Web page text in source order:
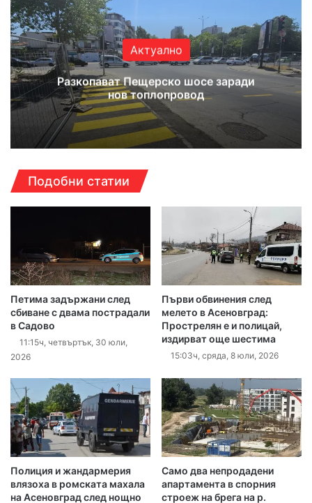
Актуално
Разкопават Пещерско шосе заради
нов топлопровод
Подобни статии
Петима задържани след
сбиване с двама пострадали
в Садово
11:15ч, четвъртък, 30 юли,
2026
Първи обвинения след
мелето в Асеновград:
Прострелян е и полицай,
издирват още шестима
15:03ч, сряда, 8 юли, 2026
Полиция и жандармерия
влязоха в ромската махала
на Асеновград след нощно
Само два непродадени
апартамента в спорния
строеж на брега на р.